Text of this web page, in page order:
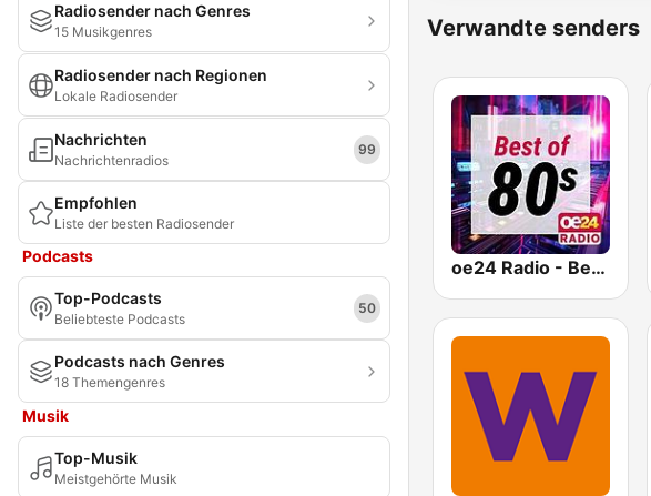
Radiosender nach Genres
15 Musikgenres
Radiosender nach Regionen
Lokale Radiosender
Nachrichten
Nachrichtenradios
99
Empfohlen
Liste der besten Radiosender
Podcasts
Top-Podcasts
Beliebteste Podcasts
50
Podcasts nach Genres
18 Themengenres
Musik
Top-Musik
Meistgehörte Musik
Verwandte senders
oe24 Radio - Best of 80s